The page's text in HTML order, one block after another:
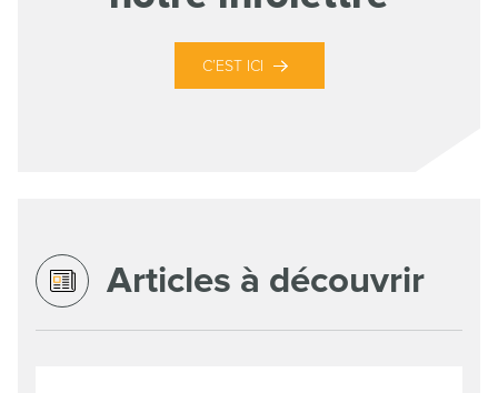
C’EST ICI
Articles à découvrir